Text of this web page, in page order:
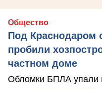
Общество
Под Краснодаром
пробили
частном доме
Обломки БПЛА упали